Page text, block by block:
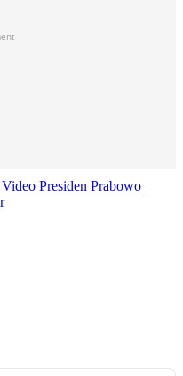
Presiden Prabowo